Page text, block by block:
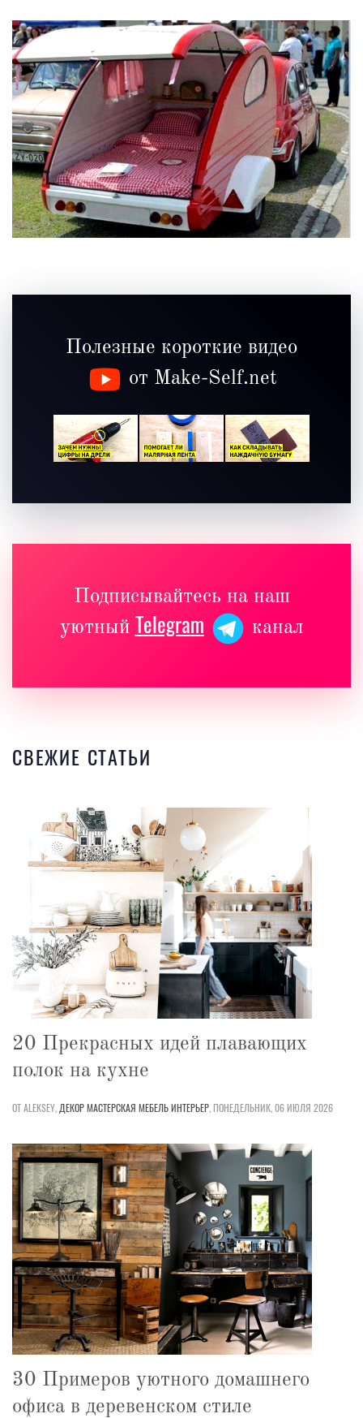
Полезные короткие видео
от Make-Self.net
Подписывайтесь на наш
уютный Telegram канал
СВЕЖИЕ СТАТЬИ
20 Прекрасных идей плавающих
полок на кухне
ОТ ALEKSEY, ДЕКОРМАСТЕРСКАЯ МЕБЕЛЬИНТЕРЬЕР,ПОНЕДЕЛЬНИК, 06 ИЮЛЯ 2026
30 Примеров уютного домашнего
офиса в деревенском стиле